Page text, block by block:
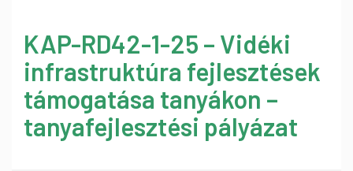
KAP-RD42-1-25 – Vidéki
infrastruktúra fejlesztések
támogatása tanyákon –
tanyafejlesztési pályázat